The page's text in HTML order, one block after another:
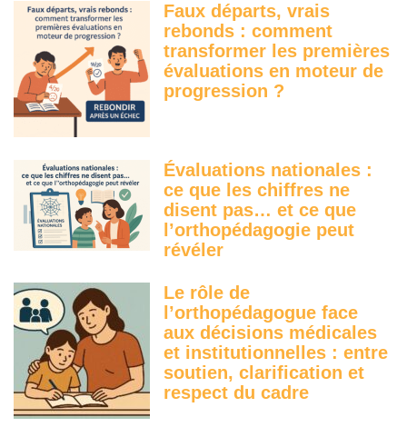
Faux départs, vrais
rebonds : comment
transformer les premières
évaluations en moteur de
progression ?
Évaluations nationales :
ce que les chiffres ne
disent pas… et ce que
l’orthopédagogie peut
révéler
Le rôle de
l’orthopédagogue face
aux décisions médicales
et institutionnelles : entre
soutien, clarification et
respect du cadre